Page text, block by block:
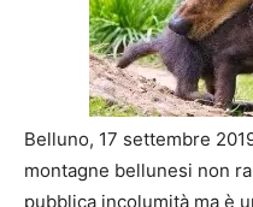
Belluno, 17 settembre
montagne bellunesi non
pubblica incolumità ma è